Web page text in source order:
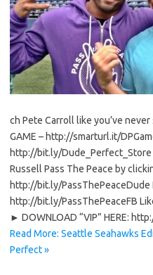
ch Pete Carroll like you’ve
GAME – http://smarturl.it/
http://bit.ly/
Russell Pass The Peace by
http://bit.ly/PassThePeaceDude
http://bit.ly/PassThePeaceFB
► DOWNLOAD “VIP” HERE:
Read More: Seattle Seahawks
Perfect »